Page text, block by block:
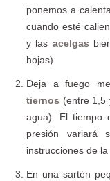
ponemos a
cuando esté
y las acelgas
hojas).
Deja a fuego
tiernos (entre 1,5
agua). El tiempo
presión
instrucciones de
En una sartén